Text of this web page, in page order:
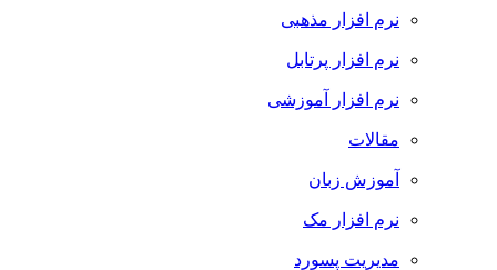
نرم افزار مذهبی
نرم افزار پرتابل
نرم افزار آموزشی
مقالات
آموزش زبان
نرم افزار مک
مدیریت پسورد